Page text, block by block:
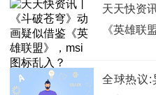
天天快资
《英雄联
全球热议: